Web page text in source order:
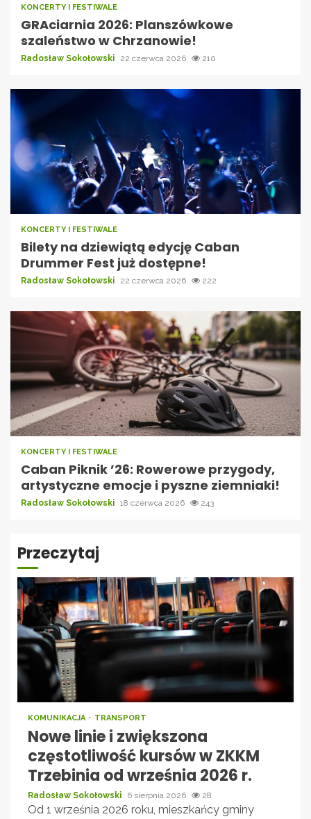
KONCERTY I FESTIWALE
GRAciarnia 2026: Planszówkowe
szaleństwo w Chrzanowie!
Radosław Sokołowski 22 czerwca 2026 210
KONCERTY I FESTIWALE
Bilety na dziewiątą edycję Caban
Drummer Fest już dostępne!
Radosław Sokołowski 22 czerwca 2026 222
KONCERTY I FESTIWALE
Caban Piknik ’26: Rowerowe przygody,
artystyczne emocje i pyszne ziemniaki!
Radosław Sokołowski 18 czerwca 2026 243
Przeczytaj
KOMUNIKACJA TRANSPORT
Nowe linie i zwiększona
częstotliwość kursów w ZKKM
Trzebinia od września 2026 r.
Radosław Sokołowski 6 sierpnia 2026 28
Od 1 września 2026 roku, mieszkańcy gminy